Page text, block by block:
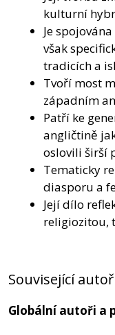
kulturní
Je
však
tradicích a
Tvoří most
západním
Patří ke
angličtině
oslovili širší
Tematicky
diasporu a
Její dílo
religiozitou,
Související
Globální autoři a